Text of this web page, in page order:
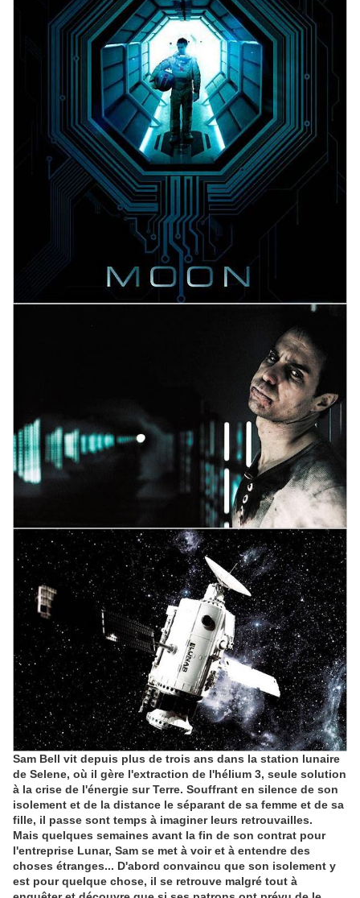
Sam Bell vit depuis plus de trois ans dans la station lunaire
de Selene, où il gère l'extraction de l'hélium 3, seule solution
à la crise de l'énergie sur Terre. Souffrant en silence de son
isolement et de la distance le séparant de sa femme et de sa
fille, il passe sont temps à imaginer leurs retrouvailles.
Mais quelques semaines avant la fin de son contrat pour
l'entreprise Lunar, Sam se met à voir et à entendre des
choses étranges... D'abord convaincu que son isolement y
est pour quelque chose, il se retrouve malgré tout à